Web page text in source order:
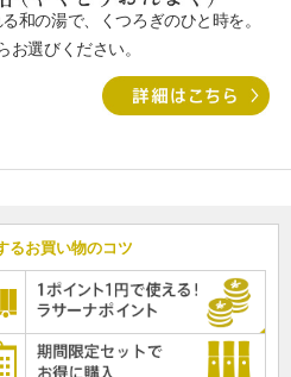
和の湯で、くつろぎのひと時を。
お選びください。
るお買い物のコツ